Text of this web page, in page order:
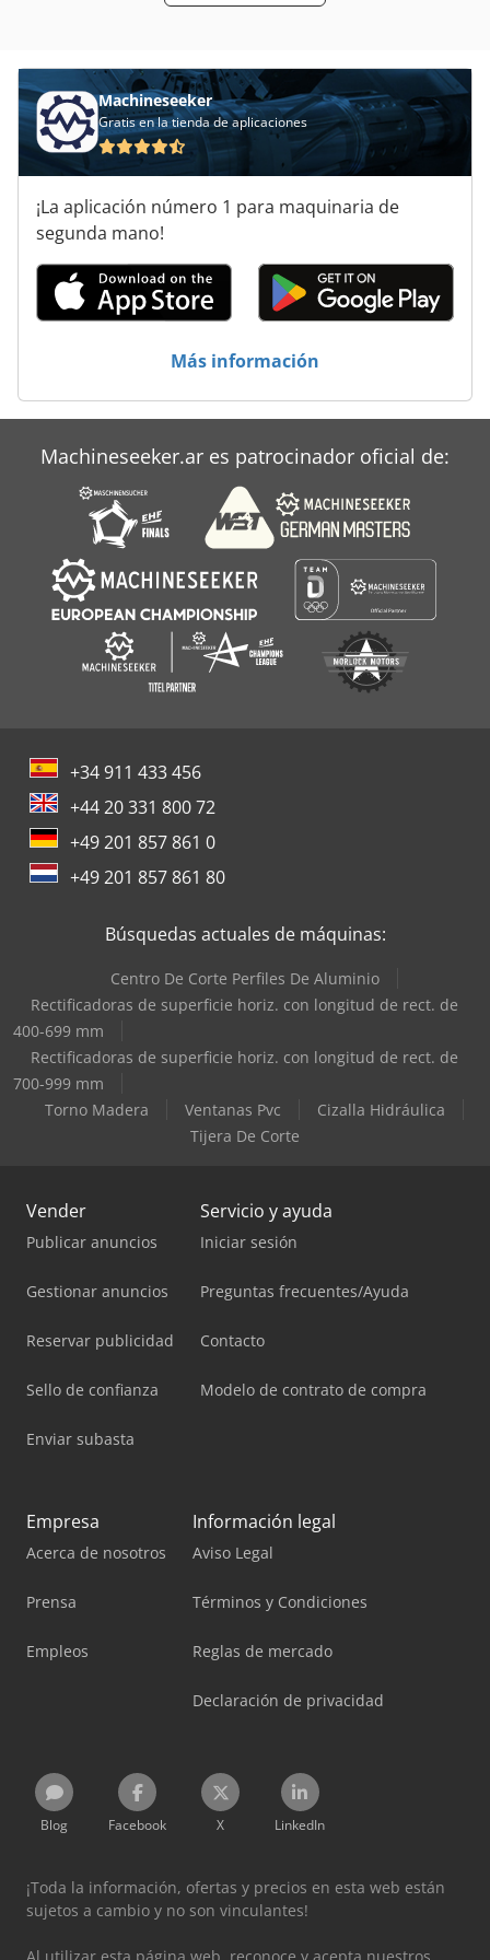
Sistema De Ventilacion
Tirador De La
Tur 560
Turbina De
Turbina De Avión
Turbina De Vacío
Vehículo De Trabajo
Ventilador De Transporte
Machineseeker
Gratis en la tienda de aplicaciones
¡La aplicación número 1 para maquinaria de
segunda mano!
Más información
Machineseeker.ar es patrocinador oficial de:
+34 911 433 456
+44 20 331 800 72
+49 201 857 861 0
+49 201 857 861 80
Búsquedas actuales de máquinas:
Centro De Corte Perfiles De Aluminio
Rectificadoras de superficie horiz. con longitud de rect. de
400-699 mm
Rectificadoras de superficie horiz. con longitud de rect. de
700-999 mm
Torno Madera
Ventanas Pvc
Cizalla Hidráulica
Tijera De Corte
Vender
Publicar anuncios
Gestionar anuncios
Reservar publicidad
Sello de confianza
Enviar subasta
Servicio y ayuda
Iniciar sesión
Preguntas frecuentes/Ayuda
Contacto
Modelo de contrato de compra
Empresa
Acerca de nosotros
Prensa
Empleos
Información legal
Aviso Legal
Términos y Condiciones
Reglas de mercado
Declaración de privacidad
Blog Facebook X LinkedIn
¡Toda la información, ofertas y precios en esta web están
sujetos a cambio y no son vinculantes!